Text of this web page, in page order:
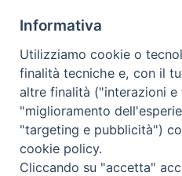
Abbonamenti
Abbonamento Annuale
Abbonamento Annuale
Abbonamento Singola
Informativa
Utilizziamo cookie o
finalità tecniche e, con il
altre finalità ("interazioni e
"miglioramento
"targeting e pubblicità")
cookie policy.
Cliccando su "accetta"